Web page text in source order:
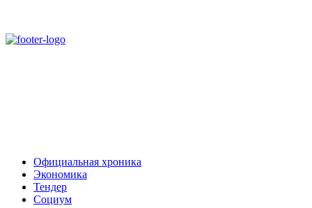
Официальная хроника
Экономика
Тендер
Социум